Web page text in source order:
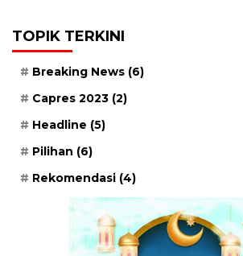
TOPIK TERKINI
Breaking News (6)
Capres 2023 (2)
Headline (5)
Pilihan (6)
Rekomendasi (4)